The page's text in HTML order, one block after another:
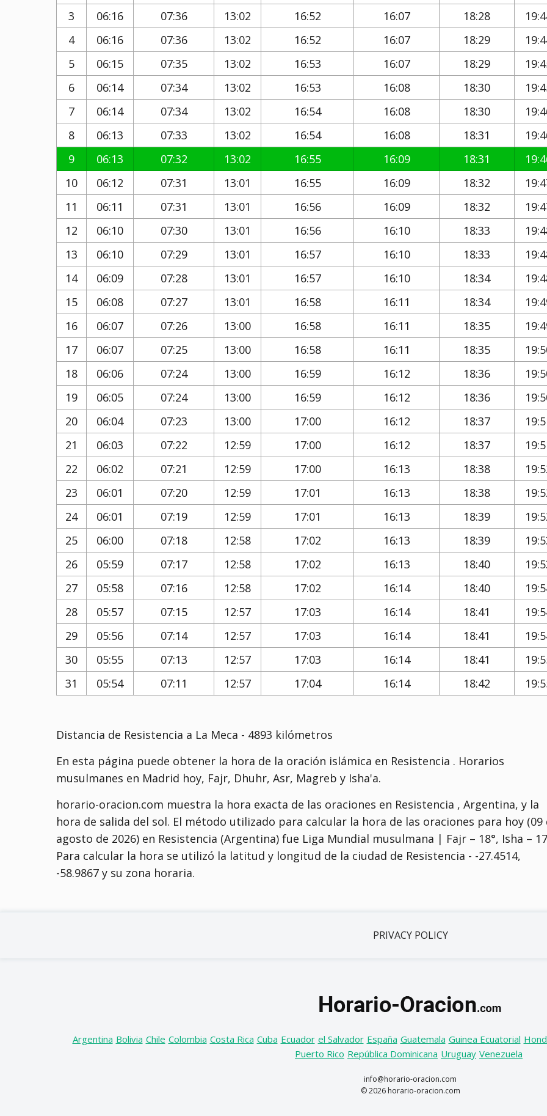
3
06:16 07:36 13:02 16:52 16:07 18:28
4
06:16 07:36 13:02 16:52 16:07 18:29
5
06:15 07:35 13:02 16:53 16:07 18:29
6
06:14 07:34 13:02 16:53 16:08 18:30
7
06:14 07:34 13:02 16:54 16:08 18:30
8
06:13 07:33 13:02 16:54 16:08 18:31
9
06:13 07:32 13:02 16:55 16:09 18:31
10
06:12 07:31 13:01 16:55 16:09 18:32
11
06:11 07:31 13:01 16:56 16:09 18:32
12
06:10 07:30 13:01 16:56 16:10 18:33
13
06:10 07:29 13:01 16:57 16:10 18:33
14
06:09 07:28 13:01 16:57 16:10 18:34
15
06:08 07:27 13:01 16:58 16:11 18:34
16
06:07 07:26 13:00 16:58 16:11 18:35
17
06:07 07:25 13:00 16:58 16:11 18:35
18
06:06 07:24 13:00 16:59 16:12 18:36
19
06:05 07:24 13:00 16:59 16:12 18:36
20
06:04 07:23 13:00 17:00 16:12 18:37
21
06:03 07:22 12:59 17:00 16:12 18:37
22
06:02 07:21 12:59 17:00 16:13 18:38
23
06:01 07:20 12:59 17:01 16:13 18:38
24
06:01 07:19 12:59 17:01 16:13 18:39
25
06:00 07:18 12:58 17:02 16:13 18:39
26
05:59 07:17 12:58 17:02 16:13 18:40
27
05:58 07:16 12:58 17:02 16:14 18:40
28
05:57 07:15 12:57 17:03 16:14 18:41
29
05:56 07:14 12:57 17:03 16:14 18:41
30
05:55 07:13 12:57 17:03 16:14 18:41
31
05:54 07:11 12:57 17:04 16:14 18:42
Distancia de Resistencia a La Meca - 4893 kilómetros
En esta página puede obtener la hora de la oración islámica en Resistencia . Horarios
musulmanes en Madrid hoy, Fajr, Dhuhr, Asr, Magreb y Isha'a.
horario-oracion.com muestra la hora exacta de las oraciones en Resistencia , Argentina, y la
hora de salida del sol. El método utilizado para calcular la hora de las oraciones para hoy (09
agosto de 2026) en Resistencia (Argentina) fue Liga Mundial musulmana | Fajr – 18°, Isha –
Para calcular la hora se utilizó la latitud y longitud de la ciudad de Resistencia - -27.4514,
-58.9867 y su zona horaria.
PRIVACY POLICY
Argentina Bolivia Chile Colombia Costa Rica Cuba Ecuador el Salvador España Guatemala Guinea Ecuatorial
Puerto Rico República Dominicana Uruguay Venezuela
info@horario-oracion.com
© 2026 horario-oracion.com